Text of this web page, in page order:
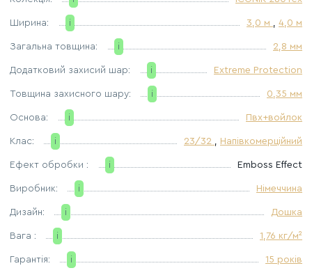
Ширина: i 3,0 м , 4,0 м
Загальна товщина: i 2,8 мм
Додатковий захисий шар: i Extreme Protection
Товщина захисного шару: i 0,35 мм
Основа: i Пвх+войлок
Клас: i 23/32 , Напівкомерційний
Ефект обробки : i Emboss Effect
Виробник: i Німеччина
Дизайн: i Дошка
Вага : i 1,76 кг/м²
Гарантія: i 15 років